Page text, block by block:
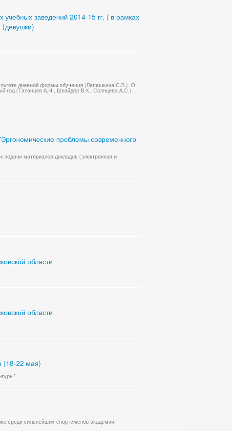
заведений 2014-15 гг. ( в рамках
дневной формы обучения (Лепешкина С.В.). О
год (Таланцев А.Н., Шнайдер В.Х., Солнцева А.С.).
проблемы современного
материалов докладов (электронная и
области
области
(18-22 мая)
среди сильнейших спортсменов академии.